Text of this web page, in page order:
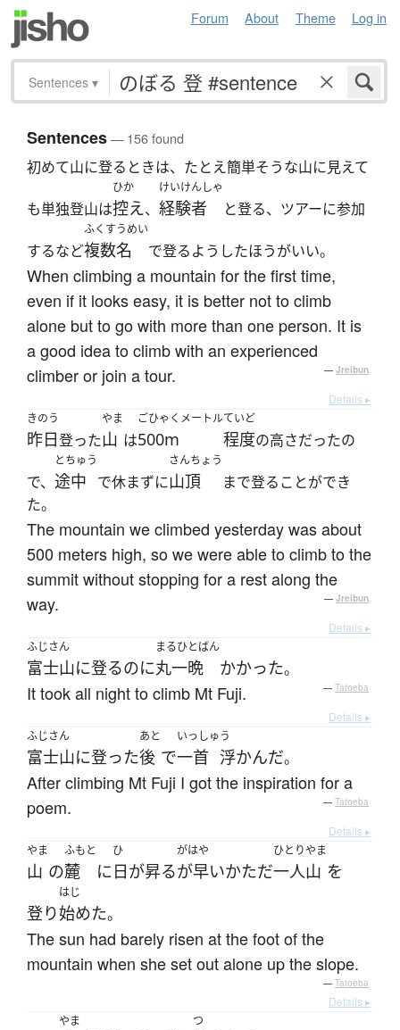
Forum About Theme Log in
Sentences ▾
Sentences— 156 found
初めて山に登るときは、たとえ簡単そうな山に見えて
も単独登山は
ひか
控え、
けいけんしゃ
経験者 と登る、ツアーに参加
するなど
ふくすうめい
複数名 で登るようしたほうがいい。
When climbing a mountain for the first time,
even if it looks easy, it is better not to climb
alone but to go with more than one person. It is
a good idea to climb with an experienced
climber or join a tour.
— Jreibun
Details ▸
きのう
昨日登った
やま
山 は
ごひゃくメートル
500m
ていど
程度の高さだったの
で、
とちゅう
途中 で休まずに
さんちょう
山頂
まで登ることができ
た。
The mountain we climbed yesterday was about
500 meters high, so we were able to climb to the
summit without stopping for a rest along the
way.
— Jreibun
Details ▸
ふじさん
富士山に登るのに
まるひとばん
丸一晩 かかった。
It took all night to climb Mt Fuji. — Tatoeba
Details ▸
ふじさん
富士山に登った
あと
後 で
いっしゅ
一首
う
浮かんだ。
After climbing Mt Fuji I got the inspiration for a
poem.
— Tatoeba
Details ▸
やま
山 の
ふもと
麓 に
ひ
日が昇る
がはや
が早いかただ
ひとり
一人
やま
山 を
登り
はじ
始めた。
The sun had barely risen at the foot of the
mountain when she set out alone up the slope.
— Tatoeba
Details ▸
やま つ